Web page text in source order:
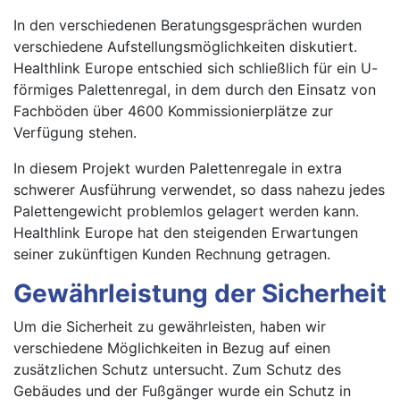
In den verschiedenen Beratungsgesprächen wurden
verschiedene Aufstellungsmöglichkeiten diskutiert.
Healthlink Europe entschied sich schließlich für ein U-
förmiges Palettenregal, in dem durch den Einsatz von
Fachböden über 4600 Kommissionierplätze zur
Verfügung stehen.
In diesem Projekt wurden Palettenregale in extra
schwerer Ausführung verwendet, so dass nahezu jedes
Palettengewicht problemlos gelagert werden kann.
Healthlink Europe hat den steigenden Erwartungen
seiner zukünftigen Kunden Rechnung getragen.
Gewährleistung der Sicherheit
Um die Sicherheit zu gewährleisten, haben wir
verschiedene Möglichkeiten in Bezug auf einen
zusätzlichen Schutz untersucht. Zum Schutz des
Gebäudes und der Fußgänger wurde ein Schutz in